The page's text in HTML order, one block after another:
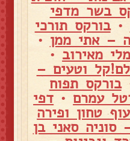
בשר מדפי
•בורקס תורכי
– אתי ממן •
מאירוב •
וטעים –
בורקס תפוח
עמרם • דפי
טחון ופירה
סאני בן